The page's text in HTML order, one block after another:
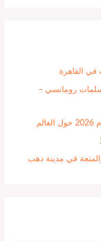
في القاهرة
رومانسي –
في مدينة دهب